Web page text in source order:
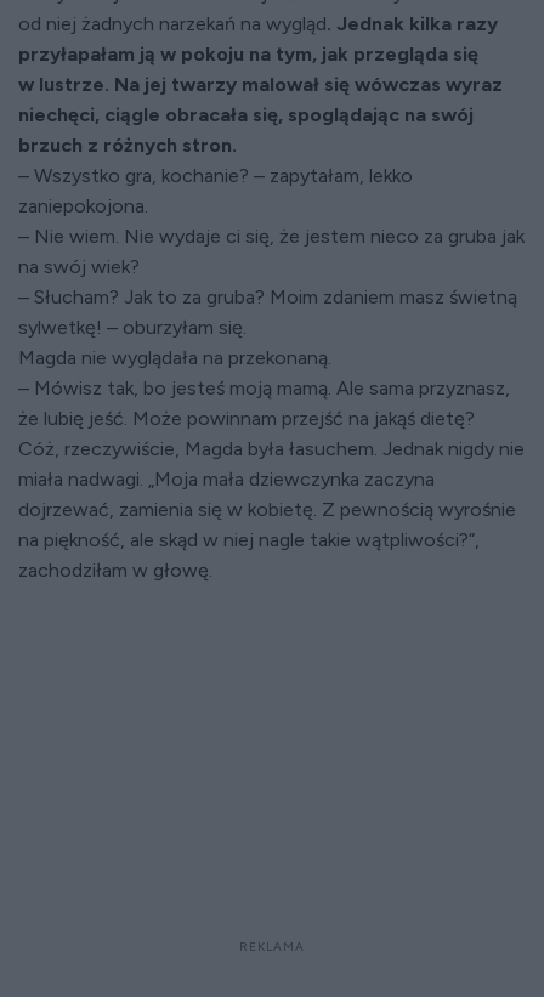
od niej żadnych narzekań na wygląd. Jednak kilka razy
przyłapałam ją w pokoju na tym, jak przegląda się
w lustrze. Na jej twarzy malował się wówczas wyraz
niechęci, ciągle obracała się, spoglądając na swój
brzuch z różnych stron.
– Wszystko gra, kochanie? – zapytałam, lekko
zaniepokojona.
– Nie wiem. Nie wydaje ci się, że jestem nieco za gruba jak
na swój wiek?
– Słucham? Jak to za gruba? Moim zdaniem masz świetną
sylwetkę! – oburzyłam się.
Magda nie wyglądała na przekonaną.
– Mówisz tak, bo jesteś moją mamą. Ale sama przyznasz,
że lubię jeść. Może powinnam przejść na jakąś dietę?
Cóż, rzeczywiście, Magda była łasuchem. Jednak nigdy nie
miała nadwagi. „Moja mała dziewczynka zaczyna
dojrzewać, zamienia się w kobietę. Z pewnością wyrośnie
na piękność, ale skąd w niej nagle takie wątpliwości?”,
zachodziłam w głowę.